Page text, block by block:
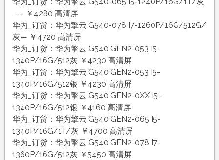
—– ￥4280 高清屏
华为_订货：华为擎云 G540-078 I7-1260P/16G/512G/
灰— ￥4720 高清屏
华为_订货：华为擎云 G540 GEN2-053 I5-
1340P/16G/512灰 ￥4230 高清屏
华为_订货：华为擎云 G540 GEN2-053 I5-
1340P/16G/512银 ￥4230 高清屏
华为_订货：华为擎云 G540 GEN2-0XX I5-
1340P/16G/512银 ￥4160 高清屏
华为_订货：华为擎云 G540 GEN2-065 I5-
1340P/16G/1T/灰 ￥4700 高清屏
华为_订货：华为擎云 G540 GEN2-078 I7-
1360P/16G/512灰 ￥5450 高清屏